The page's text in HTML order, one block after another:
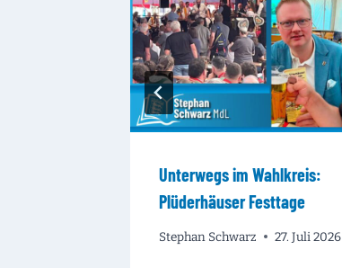
Unterwegs im Wahlkreis:
Plüderhäuser Festtage
Stephan Schwarz 27. Juli 2026